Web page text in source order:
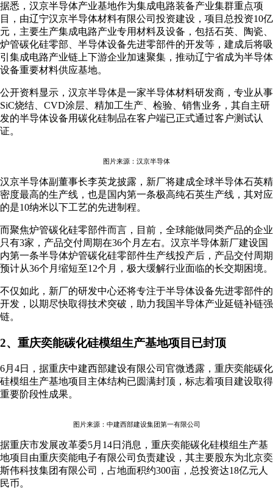
据悉，汉京半导体产业基地作为集成电路装备产业集群重点项
目，由辽宁汉京半导体材料有限公司投资建设，项目总投资10亿
元，主要生产集成电路产业专用材料及设备，包括石英、陶瓷、
炉管碳化硅零部、半导体设备先进零部件的开发等，建成后将吸
引集成电路产业链上下游企业加速聚集，推动辽宁省成为半导体
设备重要材料供应基地。
公开资料显示，汉京半导体是一家半导体材料研发商，专业从事
SiC烧结、CVD涂层、精加工生产、检验、销售业务，其自主研
发的半导体设备用碳化硅制品在客户端已正式通过客户测试认
证。
图片来源：汉京半导体
汉京半导体副董事长李英龙披露，新厂将建成全球半导体石英精
密度最高的生产线，也是国内第一条极高纯石英生产线，其对应
的是10纳米以下工艺的先进制程。
而聚焦炉管碳化硅零部件而言，目前，全球能做同类产品的企业
只有3家，产品交付周期在36个月左右。汉京半导体新厂建设国
内第一条半导体炉管碳化硅零部件生产线投产后，产品交付周期
预计从36个月缩短至12个月，极大缓解行业面临的长交期困境。
不仅如此，新厂的研发中心还将专注于半导体设备先进零部件的
开发，以期尽快取得技术突破，助力我国半导体产业延链补链强
链。
2、重庆奕能碳化硅模组生产基地项目已封顶
6月4日，据重庆中建西部建设有限公司官微透露，重庆奕能碳化
硅模组生产基地项目主体结构已圆满封顶，标志着项目建设取得
重要阶段性成果。
图片来源：中建西部建设集团第一有限公司
据重庆市发展改革委5月14日消息，重庆奕能碳化硅模组生产基
地项目由重庆奕能电子有限公司负责建设，其主要股东为北京奕
斯伟科技集团有限公司，占地面积约300亩，总投资达18亿元人
民币。